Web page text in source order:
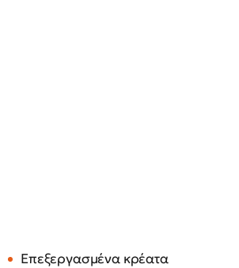
Επεξεργασμένα κρέατα